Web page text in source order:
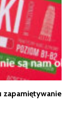
zapamiętywanie